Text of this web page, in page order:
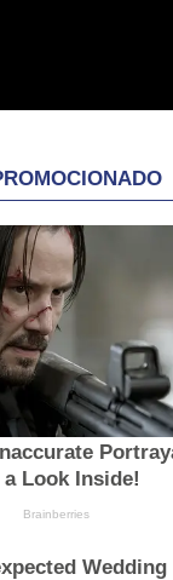
Look Inside!
Brainberries
Wedding